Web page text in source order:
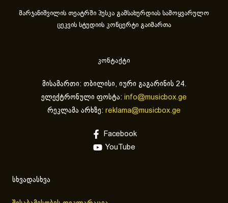
მარჯანიშვილის თეატრში პუსკა გამსახურდიას სამოყვარულო
ცეკვის სტუდიის კონცერტი გაიმართა
კონტაქტი
მისამართი: თბილისი, იური გაგარინის 24.
ელექტრონული ფოსტა: info@musicbox.ge
რეკლამა არხზე: reklama@musicbox.ge
Facebook
YouTube
სხვადასხვა